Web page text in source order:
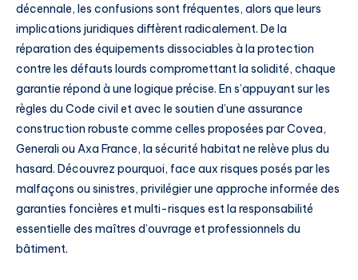
décennale, les confusions sont fréquentes, alors que leurs
implications juridiques diffèrent radicalement. De la
réparation des équipements dissociables à la protection
contre les défauts lourds compromettant la solidité, chaque
garantie répond à une logique précise. En s’appuyant sur les
règles du Code civil et avec le soutien d’une assurance
construction robuste comme celles proposées par Covea,
Generali ou Axa France, la sécurité habitat ne relève plus du
hasard. Découvrez pourquoi, face aux risques posés par les
malfaçons ou sinistres, privilégier une approche informée des
garanties foncières et multi-risques est la responsabilité
essentielle des maîtres d’ouvrage et professionnels du
bâtiment.